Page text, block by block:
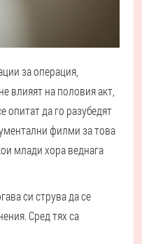
за операция,
влияят на половия акт,
опитат да го разубедят
филми за това
млади хора веднага
си струва да се
Сред тях са